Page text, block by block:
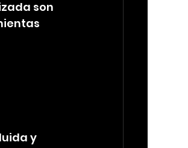
son
y